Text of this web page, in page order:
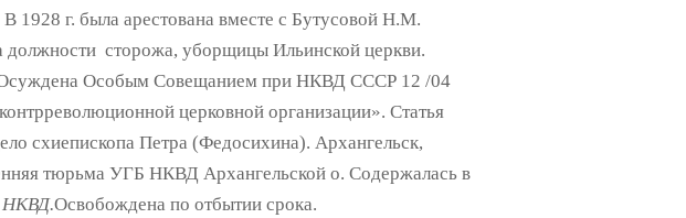
1928 г. была арестована вместе с Бутусовой Н.М.
должности сторожа, уборщицы Ильинской церкви.
Осуждена Особым Совещанием при НКВД СССР 12 /04
церковной организации». Статья
схиепископа Петра (Федосихина). Архангельск,
тюрьма УГБ НКВД Архангельской о. Содержалась в
НКВД.Освобождена по отбытии срока.